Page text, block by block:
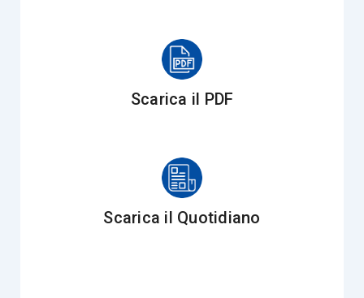
delle generazioni future di soddisfare i propri
Tali “Sustainable Development Goals” (SDGs)
diretto sulla pianificazione e programmazione dei
Scarica il PDF
Scarica il Quotidiano